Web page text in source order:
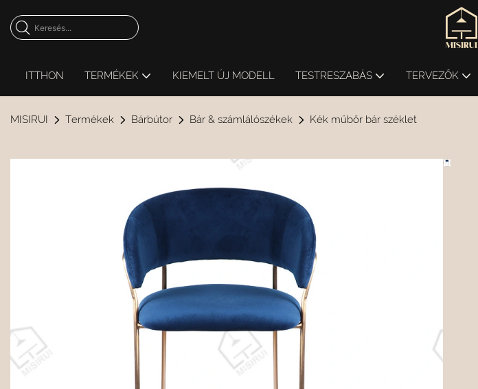
ITTHON TERMÉKEK KIEMELT ÚJ MODELL TESTRESZABÁS TERVEZŐK
MISIRUI Termékek Bárbútor Bár & számlálószékek Kék műbőr bár széklet